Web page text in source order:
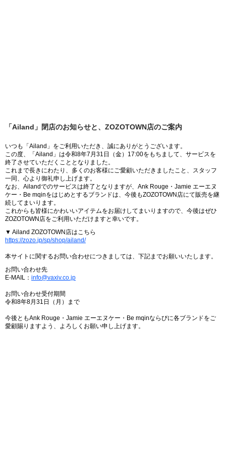
「Ailand」閉店のお知らせと、ZOZOTOWN店のご案内
いつも「Ailand」をご利用いただき、誠にありがとうございます。
この度、「Ailand」は令和8年7月31日（金）17:00をもちまして、サービスを
終了させていただくこととなりました。
これまで長きにわたり、多くのお客様にご愛顧いただきましたこと、スタッフ
一同、心より御礼申し上げます。
なお、Ailandでのサービスは終了となりますが、Ank Rouge・Jamie エーエヌ
ケー・Be mqinをはじめとするブランドは、今後もZOZOTOWN店にて販売を継
続してまいります。
これからも皆様にかわいいアイテムをお届けしてまいりますので、今後はぜひ
ZOZOTOWN店をご利用いただけますと幸いです。
▼ Ailand ZOZOTOWN店はこちら
https://zozo.jp/sp/shop/ailand/
本サイトに関するお問い合わせにつきましては、下記までお願いいたします。
お問い合わせ先
E-MAIL： info@vaxiv.co.jp
お問い合わせ受付期間
令和8年8月31日（月）まで
今後ともAnk Rouge・Jamie エーエヌケー・Be mqinならびに各ブランドをご
愛顧賜りますよう、よろしくお願い申し上げます。